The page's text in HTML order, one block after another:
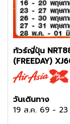
ทัวร์ญี่ปุ่น
(FREEDAY)
วันเดินทาง
19 ส.ค. 69 -